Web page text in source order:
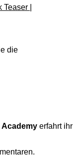
|
die
Academy erfahrt ihr